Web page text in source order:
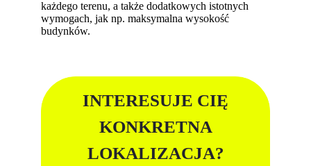
każdego terenu, a także dodatkowych istotnych
wymogach, jak np. maksymalna wysokość
budynków.
INTERESUJE CIĘ
KONKRETNA
LOKALIZACJA?